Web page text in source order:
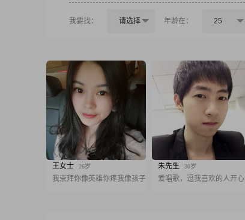
我要找： 请选择 年龄在： 25
王女士 26岁
我崇拜你像英雄你疼我像孩子
朱先生 30岁
爱唱歌，逗我喜欢的人开心